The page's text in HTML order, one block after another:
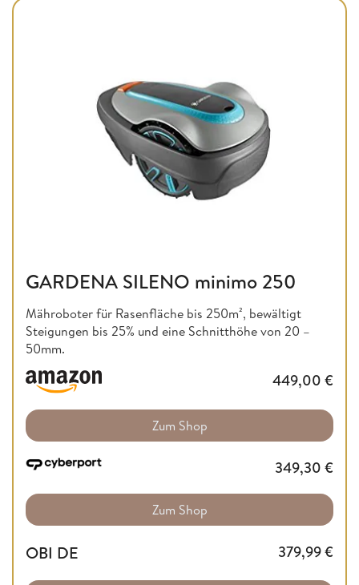
GARDENA SILENO minimo 250
Mähroboter für Rasenfläche bis 250m², bewältigt
Steigungen bis 25% und eine Schnitthöhe von 20 –
50mm.
449,00 €
Zum Shop
349,30 €
Zum Shop
OBI DE 379,99€